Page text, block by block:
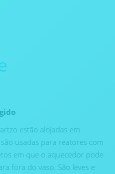
estão alojadas em
usadas para reatores com
em que o aquecedor pode
fora do vaso. São leves e